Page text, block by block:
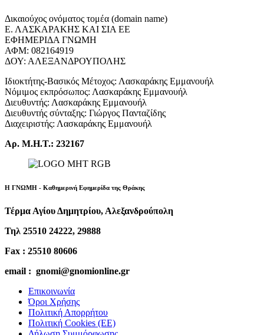
Δικαιούχος ονόματος τομέα (domain name)
Ε. ΛΑΣΚΑΡΑΚΗΣ ΚΑΙ ΣΙΑ ΕΕ
ΕΦΗΜΕΡΙΔΑ ΓΝΩΜΗ
ΑΦΜ: 082164919
ΔΟΥ: ΑΛΕΞΑΝΔΡΟΥΠΟΛΗΣ
Ιδιοκτήτης-Βασικός Μέτοχος: Λασκαράκης Εμμανουήλ
Νόμιμος εκπρόσωπος: Λασκαράκης Εμμανουήλ
Διευθυντής: Λασκαράκης Εμμανουήλ
Διευθυντής σύνταξης: Γιώργος Πανταζίδης
Διαχειριστής: Λασκαράκης Εμμανουήλ
Αρ. Μ.Η.Τ.: 232167
Η ΓΝΩΜΗ - Καθημερινή Εφημερίδα της Θράκης
Τέρμα Αγίου Δημητρίου, Αλεξανδρούπολη
Τηλ 25510 24222, 29888
Fax : 25510 80606
email : gnomi@gnomionline.gr
Επικοινωνία
Όροι Χρήσης
Πολιτική Απορρήτου
Πολιτική Cookies (ΕΕ)